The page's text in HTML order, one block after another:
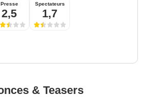
Presse
2,5
Spectateurs
1,7
& Teasers